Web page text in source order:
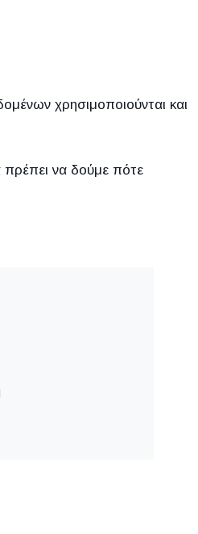
χρησιμοποιούνται και
πρέπει να δούμε πότε